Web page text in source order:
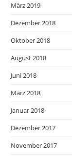
März 2019
Dezember 2018
Oktober 2018
August 2018
Juni 2018
März 2018
Januar 2018
Dezember 2017
November 2017